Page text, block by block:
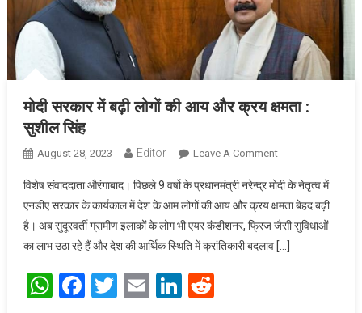
मोदी सरकार में बढ़ी लोगों की आय और क्रय क्षमता :
सुशील सिंह
August 28, 2023 Editor Leave A CommentOn मोदी सरकार में
और क्रय क्षमता :
सुशील सिंह
विशेष संवाददाता औरंगाबाद। पिछले 9 वर्षो के प्रधानमंत्री नरेन्द्र मोदी के नेतृत्व में
एनडीए सरकार के कार्यकाल में देश के आम लोगों की आय और क्रय क्षमता बेहद बढ़ी
है। अब सुदूरवर्ती ग्रामीण इलाकों के लोग भी एयर कंडीशनर, फ्रिज जैसी सुविधाओं
का लाभ उठा रहे हैं और देश की आर्थिक स्थिति में क्रांतिकारी बदलाव […]
WhatsApp
Facebook
Twitter
EmailLinkedIn
Reddit